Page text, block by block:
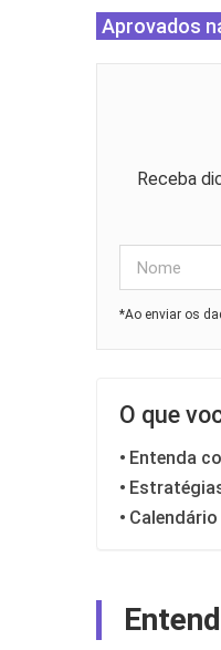
Aprovados
Receba
*Ao enviar os
O que
Entenda